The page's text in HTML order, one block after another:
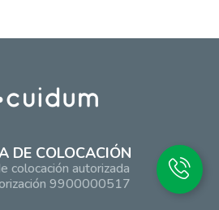
DE COLOCACIÓN
colocación autorizada
9900000517